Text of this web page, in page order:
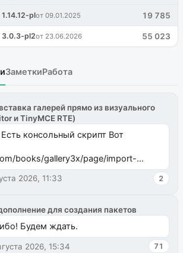
1.14.12-plот 09.01.2025 19 785
3.0.3-pl2от 23.06.2026 55 023
ЗаметкиРабота
галерей прямо из визуального
и TinyMCE RTE)
консольный скрипт Вот
books/gallery3x/page/import-
2026, 11:33 2
для создания пакетов
Будем ждать.
2026, 15:34 71